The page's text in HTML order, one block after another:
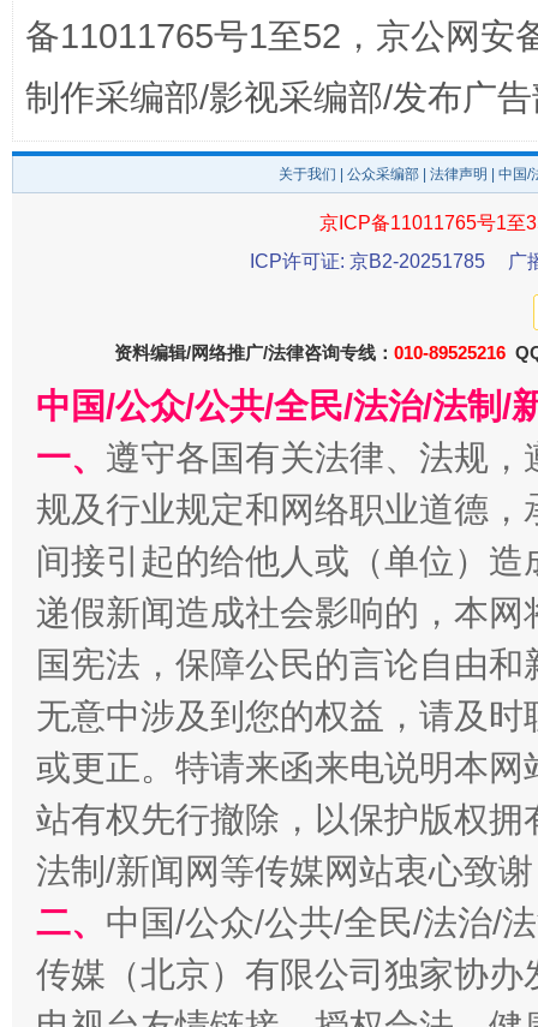
揭开“小金库”的免责幌子
备11011765号1至52，京公网安
制作采编部/影视采编部/发布广
关于我们 公众采编部 法律声明 | 中国
京ICP备11011765号1至
ICP许可证: 京B2-20251785
广
资料编辑/网络推广/法律咨询专线： 010-89525216
中国/公众/公共/全民/法治/法制/
一、 遵守各国有关法律、法规
规及行业规定和网络职业道德
间接引起的给他人或（单位）
递假新闻造成社会影响的，本
国宪法，保障公民的言论自由
无意中涉及到您的权益，请及
或更正。特请来函来电说明本
站有权先行撤除，以保护版权
法制/新闻网等传媒网站衷心致
二、 中国/公众/公共/全民/法治/
传媒（北京）有限公司独家协